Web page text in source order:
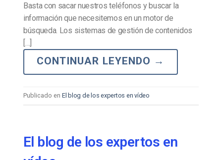
Basta con sacar nuestros teléfonos y buscar la
información que necesitemos en un motor de
búsqueda. Los sistemas de gestión de contenidos
[…]
CONTINUAR LEYENDO →
Publicado en El blog de los expertos en vídeo
El blog de los expertos en